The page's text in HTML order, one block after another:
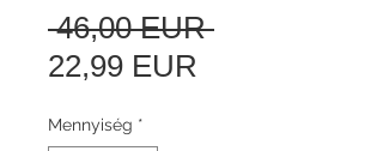
46,00 EUR Szokásos
22,99 EUR
Mennyiség *